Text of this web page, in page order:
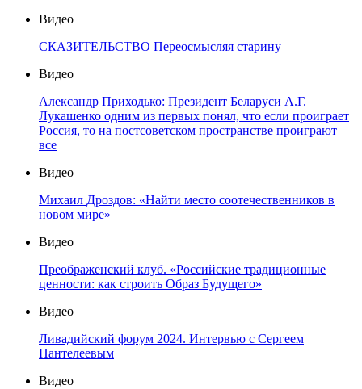
Видео
СКАЗИТЕЛЬСТВО Переосмысляя старину
Видео
Александр Приходько: Президент Беларуси А.Г.
Лукашенко одним из первых понял, что если проиграет
Россия, то на постсоветском пространстве проиграют
все
Видео
Михаил Дроздов: «Найти место соотечественников в
новом мире»
Видео
Преображенский клуб. «Российские традиционные
ценности: как строить Образ Будущего»
Видео
Ливадийский форум 2024. Интервью с Сергеем
Пантелеевым
Видео